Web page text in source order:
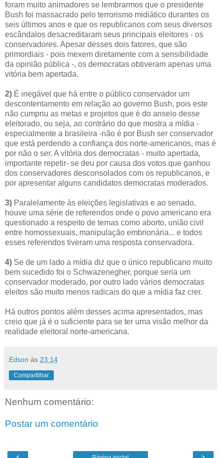
foram muito animadores se lembrarmos que o presidente
Bush foi massacrado pelo terrorismo midiático durantes os
seis últimos anos e que os republicanos com seus diversos
escândalos desacreditaram seus principais eleitores - os
conservadores. Apesar desses dois fatores, que são
primordiais - pois mexem diretamente com a sensibilidade
da opinião pública -, os democratas obtiveram apenas uma
vitória bem apertada.
2) É inegável que há entre o público conservador um
descontentamento em relação ao governo Bush, pois este
não cumpriu as metas e projetos que é do anseio desse
eleitorado, ou seja, ao contrário do que mostra a mídia -
especialmente a brasileira -não é por Bush ser conservador
que está perdendo a confiança dos norte-americanos, mas é
por não o ser. A vitória dos democratas - muito apertada,
importante repetir- se deu por causa dos votos que ganhou
dos conservadores desconsolados com os republicanos, e
por apresentar alguns candidatos democratas moderados.
3) Paralelamente às eleições legislativas e ao senado,
houve uma série de referendos onde o povo americano era
questionado a respeito de temas como aborto, união civil
entre homossexuais, manipulação embrionária... e todos
esses referendos tiveram uma resposta conservadora.
4) Se de um lado a mídia diz que o único republicano muito
bem sucedido foi o Schwazenegher, porque seria um
conservador moderado, por outro lado vários democratas
eleitos são muito menos radicais do que a mídia faz crer.
Há outros pontos além desses acima apresentados, mas
creio que já é o suficiente para se ter uma visão melhor da
realidade eleitoral norte-americana.
Edson às 23:14
Compartilhar
Nenhum comentário:
Postar um comentário